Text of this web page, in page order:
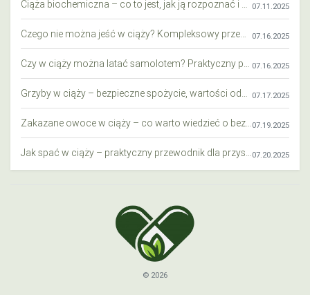
07.11.2025
07.16.2025
07.16.2025
07.17.2025
07.19.2025
07.20.2025
© 2026